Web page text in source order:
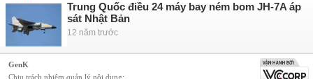
Trung Quốc điều 24 máy bay ném bom JH-7A áp
sát Nhật Bản
12 năm trước
GenK
Chịu trách nhiệm quản lý nội dung: